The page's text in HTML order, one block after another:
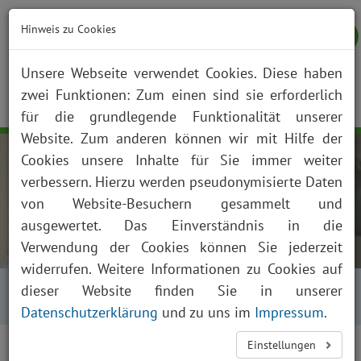
NOTFALL KONTAKT ANFAHRT JOBS SUCHE
Startseite Über uns Aktuelles
Kalender
Kalender Tagesansicht
Hinweis zu Cookies
Unsere Webseite verwendet Cookies. Diese haben
zwei Funktionen: Zum einen sind sie erforderlich
für die grundlegende Funktionalität unserer
Website. Zum anderen können wir mit Hilfe der
Cookies unsere Inhalte für Sie immer weiter
verbessern. Hierzu werden pseudonymisierte Daten
von Website-Besuchern gesammelt und
ausgewertet. Das Einverständnis in die
Verwendung der Cookies können Sie jederzeit
widerrufen. Weitere Informationen zu Cookies auf
dieser Website finden Sie in unserer
Datenschutzerklärung und zu uns im Impressum.
Einstellungen